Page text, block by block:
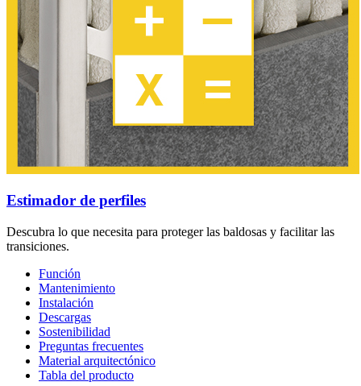
Estimador de perfiles
Descubra lo que necesita para proteger las baldosas y facilitar las
transiciones.
Función
Mantenimiento
Instalación
Descargas
Sostenibilidad
Preguntas frecuentes
Material arquitectónico
Tabla del producto